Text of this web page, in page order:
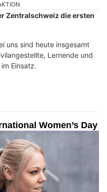
Zentralschweiz die ersten
uns sind heute insgesamt
Lernende und
Einsatz.
Women’s Day